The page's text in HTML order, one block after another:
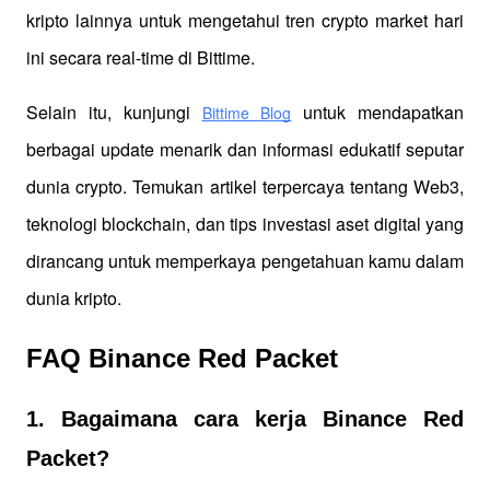
kripto lainnya untuk mengetahui tren crypto market hari
ini secara real-time di Bittime.
Selain itu, kunjungi Bittime Blog
untuk mendapatkan
berbagai update menarik dan informasi edukatif seputar
dunia crypto. Temukan artikel terpercaya tentang Web3,
teknologi blockchain, dan tips investasi aset digital yang
dirancang untuk memperkaya pengetahuan kamu dalam
dunia kripto.
FAQ Binance Red Packet
1. Bagaimana cara kerja Binance Red
Packet?